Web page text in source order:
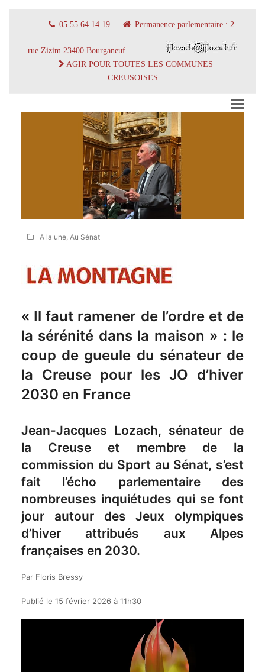
05 55 64 14 19 Permanence parlementaire : 2
rue Zizim 23400 Bourganeuf
AGIR POUR TOUTES LES COMMUNES
CREUSOISES
A la une, Au Sénat
« Il faut ramener de l’ordre et de
la sérénité dans la maison » : le
coup de gueule du sénateur de
la Creuse pour les JO d’hiver
2030 en France
Jean-Jacques Lozach, sénateur de
la Creuse et membre de la
commission du Sport au Sénat, s’est
fait l’écho parlementaire des
nombreuses inquiétudes qui se font
jour autour des Jeux olympiques
d’hiver attribués aux Alpes
françaises en 2030.
Par Floris Bressy
Publié le 15 février 2026 à 11h30